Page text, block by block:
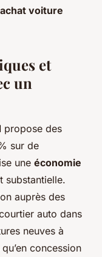
voiture
et
un
propose des
sur de
une économie
substantielle.
auprès des
auto dans
neuves à
concession